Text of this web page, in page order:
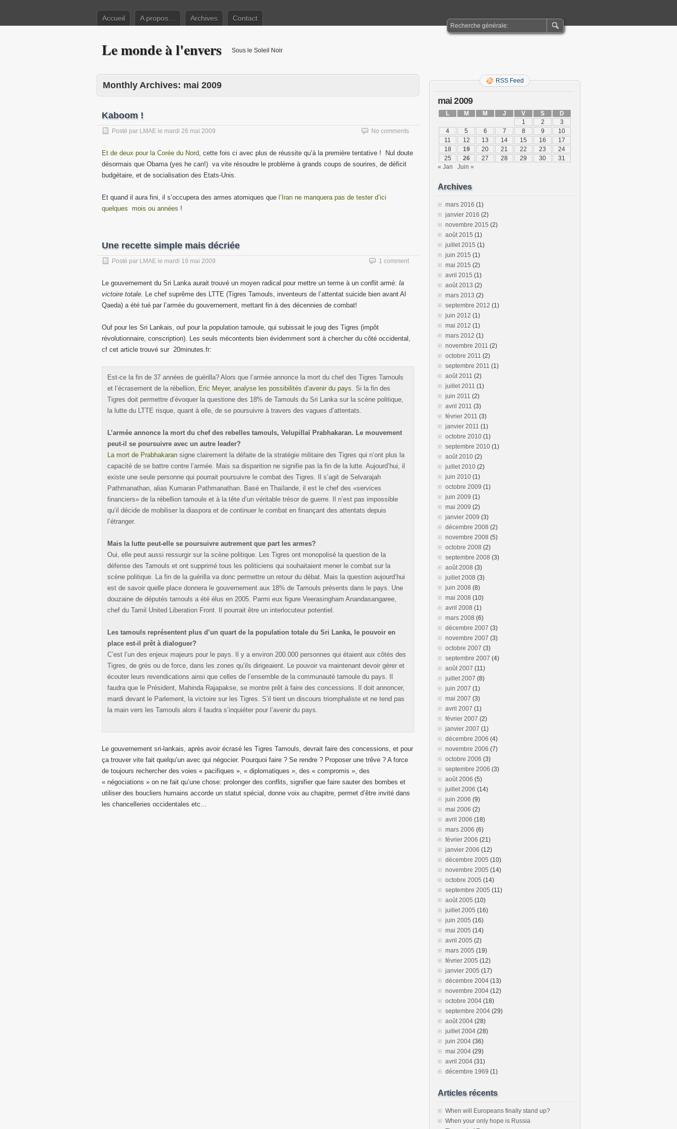
Accueil A propos… Archives Contact
Le monde à l'envers Sous le Soleil Noir
Monthly Archives: mai 2009
Kaboom !
Posté par LMAE le mardi 26 mai 2009 No comments
Et de deux pour la Corée du Nord, cette fois ci avec plus de réussite qu’à la première tentative ! Nul doute
désormais que Obama (yes he can!) va vite résoudre le problème à grands coups de sourires, de déficit
budgétaire, et de socialisation des Etats-Unis.
Et quand il aura fini, il s’occupera des armes atomiques que l’Iran ne manquera pas de tester d’ici
quelques mois ou années !
Une recette simple mais décriée
Posté par LMAE le mardi 19 mai 2009 1 comment
Le gouvernement du Sri Lanka aurait trouvé un moyen radical pour mettre un terme à un conflit armé: la
victoire totale. Le chef suprême des LTTE (Tigres Tamouls, inventeurs de l’attentat suicide bien avant Al
Qaeda) a été tué par l’armée du gouvernement, mettant fin à des décennies de combat!
Ouf pour les Sri Lankais, ouf pour la population tamoule, qui subissait le joug des Tigres (impôt
révolutionnaire, conscription). Les seuls mécontents bien évidemment sont à chercher du côté occidental,
cf cet article trouvé sur 20minutes.fr:
Est-ce la fin de 37 années de guérilla? Alors que l’armée annonce la mort du chef des Tigres Tamouls
et l’écrasement de la rébellion, Eric Meyer, analyse les possibilités d’avenir du pays. Si la fin des
Tigres doit permettre d’évoquer la questione des 18% de Tamouls du Sri Lanka sur la scène politique,
la lutte du LTTE risque, quant à elle, de se poursuivre à travers des vagues d’attentats.
L’armée annonce la mort du chef des rebelles tamouls, Velupillaï Prabhakaran. Le mouvement
peut-il se poursuivre avec un autre leader?
La mort de Prabhakaran signe clairement la défaite de la stratégie militaire des Tigres qui n’ont plus la
capacité de se battre contre l’armée. Mais sa disparition ne signifie pas la fin de la lutte. Aujourd’hui, il
existe une seule personne qui pourrait poursuivre le combat des Tigres. Il s’agit de Selvarajah
Pathmanathan, alias Kumaran Pathmanathan. Basé en Thaïlande, il est le chef des «services
financiers» de la rébellion tamoule et à la tête d’un véritable trésor de guerre. Il n’est pas impossible
qu’il décide de mobiliser la diaspora et de continuer le combat en finançant des attentats depuis
l’étranger.
Mais la lutte peut-elle se poursuivre autrement que part les armes?
Oui, elle peut aussi ressurgir sur la scène politique. Les Tigres ont monopolisé la question de la
défense des Tamouls et ont supprimé tous les politiciens qui souhaitaient mener le combat sur la
scène politique. La fin de la guérilla va donc permettre un retour du débat. Mais la question aujourd’hui
est de savoir quelle place donnera le gouvernement aux 18% de Tamouls présents dans le pays. Une
douzaine de députés tamouls a été élus en 2005. Parmi eux figure Veerasingham Anandasangaree,
chef du Tamil United Liberation Front. Il pourrait être un interlocuteur potentiel.
Les tamouls représentent plus d’un quart de la population totale du Sri Lanka, le pouvoir en
place est-il prêt à dialoguer?
C’est l’un des enjeux majeurs pour le pays. Il y a environ 200.000 personnes qui étaient aux côtés des
Tigres, de grès ou de force, dans les zones qu’ils dirigeaient. Le pouvoir va maintenant devoir gérer et
écouter leurs revendications ainsi que celles de l’ensemble de la communauté tamoule du pays. Il
faudra que le Président, Mahinda Rajapakse, se montre prêt à faire des concessions. Il doit annoncer,
mardi devant le Parlement, la victoire sur les Tigres. S’il tient un discours triomphaliste et ne tend pas
la main vers les Tamouls alors il faudra s’inquiéter pour l’avenir du pays.
Le gouvernement sri-lankais, après avoir écrasé les Tigres Tamouls, devrait faire des concessions, et pour
ça trouver vite fait quelqu’un avec qui négocier. Pourquoi faire ? Se rendre ? Proposer une trêve ? A force
de toujours rechercher des voies « pacifiques », « diplomatiques », des « compromis », des
« négociations » on ne fait qu’une chose: prolonger des conflits, signifier que faire sauter des bombes et
utiliser des boucliers humains accorde un statut spécial, donne voix au chapitre, permet d’être invité dans
les chancelleries occidentales etc…
RSS Feed
mai 2009
L M M J V S
D
1
2
3
4
5 6 7 8 9
10
11
12 13 14 15 16
17
18
19 20 21 22 23
24
25
26 27 28 29 30
31
« Jan
Juin »
Archives
mars 2016 (1)
janvier 2016 (2)
novembre 2015 (2)
août 2015 (1)
juillet 2015 (1)
juin 2015 (1)
mai 2015 (2)
avril 2015 (1)
août 2013 (2)
mars 2013 (2)
septembre 2012 (1)
juin 2012 (1)
mai 2012 (1)
mars 2012 (1)
novembre 2011 (2)
octobre 2011 (2)
septembre 2011 (1)
août 2011 (2)
juillet 2011 (1)
juin 2011 (2)
avril 2011 (3)
février 2011 (3)
janvier 2011 (1)
octobre 2010 (1)
septembre 2010 (1)
août 2010 (2)
juillet 2010 (2)
juin 2010 (1)
octobre 2009 (1)
juin 2009 (1)
mai 2009 (2)
janvier 2009 (3)
décembre 2008 (2)
novembre 2008 (5)
octobre 2008 (2)
septembre 2008 (3)
août 2008 (3)
juillet 2008 (3)
juin 2008 (8)
mai 2008 (10)
avril 2008 (1)
mars 2008 (6)
décembre 2007 (3)
novembre 2007 (3)
octobre 2007 (3)
septembre 2007 (4)
août 2007 (11)
juillet 2007 (8)
juin 2007 (1)
mai 2007 (3)
avril 2007 (1)
février 2007 (2)
janvier 2007 (1)
décembre 2006 (4)
novembre 2006 (7)
octobre 2006 (3)
septembre 2006 (3)
août 2006 (5)
juillet 2006 (14)
juin 2006 (9)
mai 2006 (2)
avril 2006 (18)
mars 2006 (6)
février 2006 (21)
janvier 2006 (12)
décembre 2005 (10)
novembre 2005 (14)
octobre 2005 (14)
septembre 2005 (11)
août 2005 (10)
juillet 2005 (16)
juin 2005 (16)
mai 2005 (14)
avril 2005 (2)
mars 2005 (19)
février 2005 (12)
janvier 2005 (17)
décembre 2004 (13)
novembre 2004 (12)
octobre 2004 (18)
septembre 2004 (29)
août 2004 (28)
juillet 2004 (28)
juin 2004 (36)
mai 2004 (29)
avril 2004 (31)
décembre 1969 (1)
Articles récents
When will Europeans finally stand up?
When your only hope is Russia